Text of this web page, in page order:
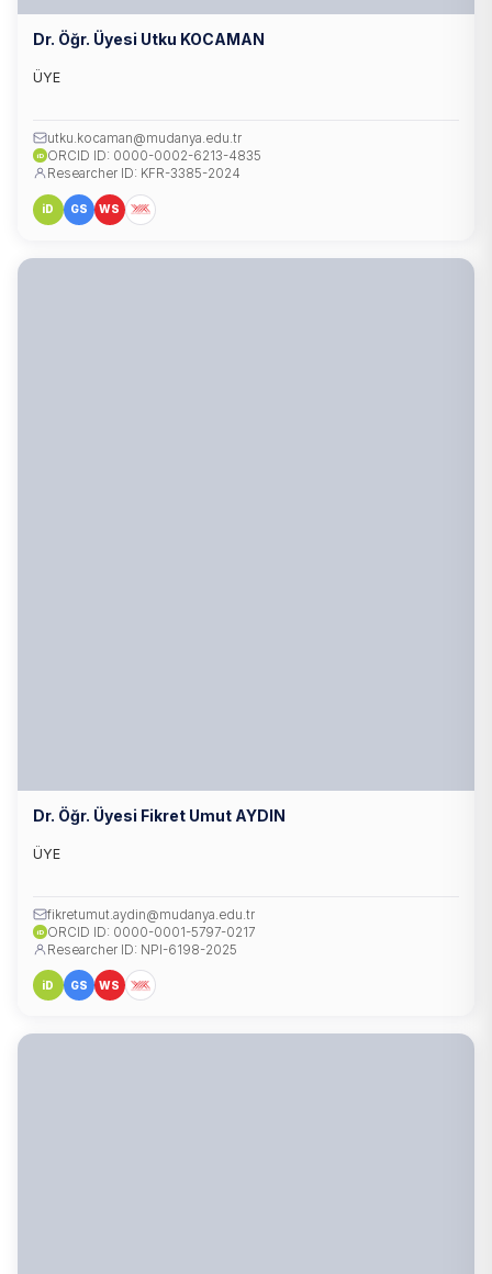
Dr. Öğr. Üyesi Utku KOCAMAN
ÜYE
utku.kocaman@mudanya.edu.tr
iD ORCID ID: 0000-0002-6213-4835
Researcher ID: KFR-3385-2024
iD GS WS
Dr. Öğr. Üyesi Fikret Umut AYDIN
ÜYE
fikretumut.aydin@mudanya.edu.tr
iD ORCID ID: 0000-0001-5797-0217
Researcher ID: NPI-6198-2025
iD GS WS